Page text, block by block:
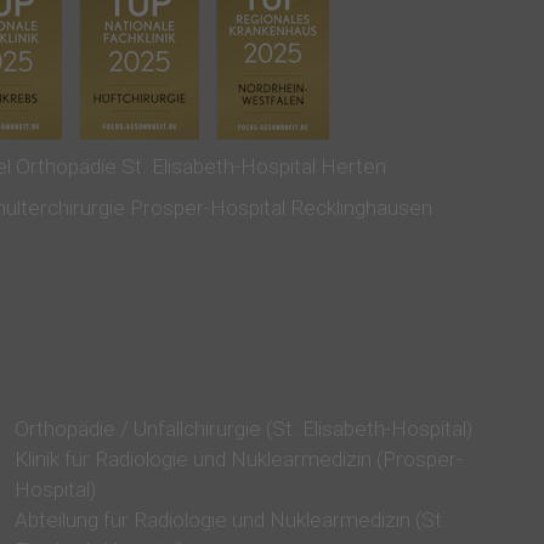
Orthopädie / Unfallchirurgie (St. Elisabeth-Hospital)
Klinik für Radiologie und Nuklearmedizin (Prosper-
Hospital)
Abteilung für Radiologie und Nuklearmedizin (St.